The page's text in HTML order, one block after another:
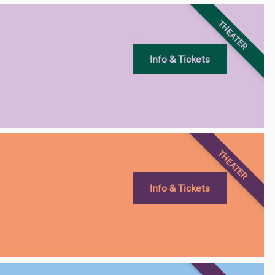
THEATER
Info & Tickets
THEATER
Info & Tickets